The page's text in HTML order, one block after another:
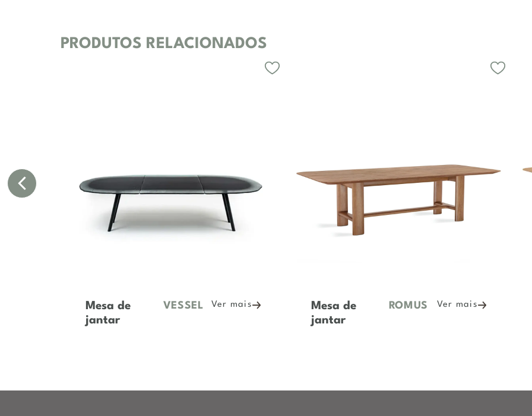
PRODUTOS RELACIONADOS
Mesa de
jantar
ROMUS Ver mais
Mesa de
jantar
FILIPA Ver mais